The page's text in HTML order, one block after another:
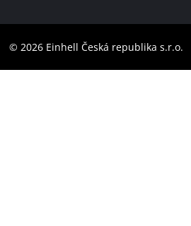
Barrierefreiheits-Erklärung
Instagram
© 2026 Einhell Česká republika s.r.o.